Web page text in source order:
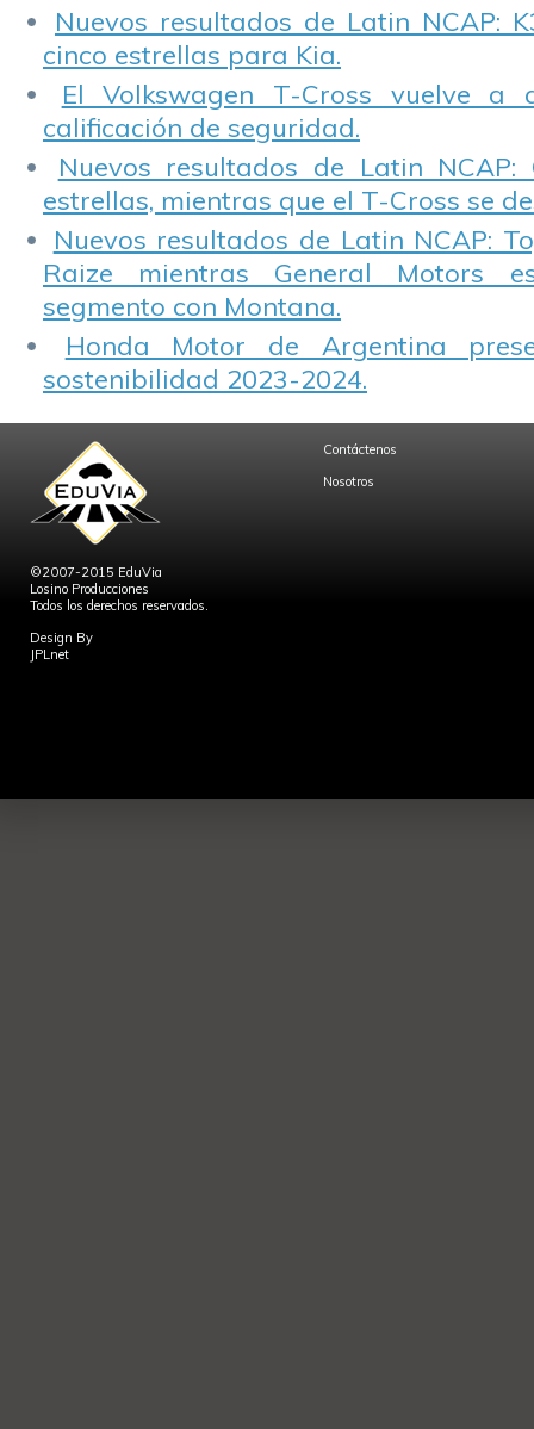
Nuevos resultados de Latin NCAP:
cinco estrellas para Kia.
El Volkswagen T-Cross vuelve a
calificación de seguridad.
Nuevos resultados de Latin NCAP:
estrellas, mientras que el T-Cross se
Nuevos resultados de Latin NCAP:
Raize mientras General Motors
segmento con Montana.
Honda Motor de Argentina
sostenibilidad 2023-2024.
©2007-2015 EduVia
Losino Producciones
Todos los derechos reservados.
Design By
JPLnet
Contáctenos
Nosotros